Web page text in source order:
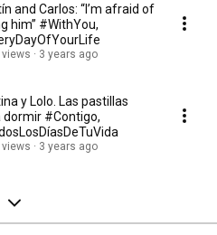
and Carlos: “I’m afraid of
him” #WithYou,
views 3 years ago
y Lolo. Las pastillas
dormir #Contigo,
views 3 years ago